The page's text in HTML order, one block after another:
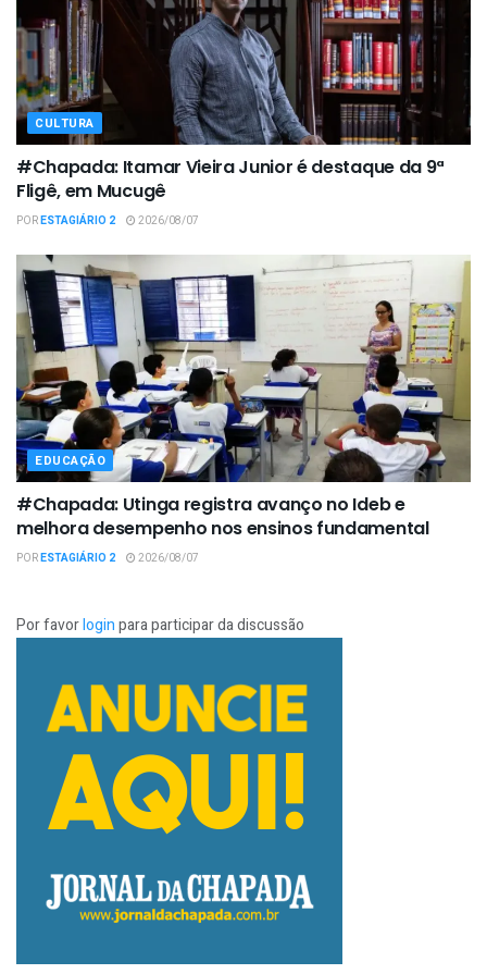
CULTURA
#Chapada: Itamar Vieira Junior é destaque da 9ª
Fligê, em Mucugê
PORESTAGIÁRIO 2 2026/08/07
EDUCAÇÃO
#Chapada: Utinga registra avanço no Ideb e
melhora desempenho nos ensinos fundamental
PORESTAGIÁRIO 2 2026/08/07
Por favorloginpara participar da discussão